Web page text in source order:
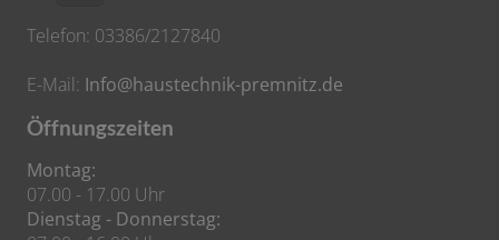
Telefon: 03386/2127840
E-Mail: Info@haustechnik-premnitz.de
Öffnungszeiten
Montag:
07.00 - 17.00 Uhr
Dienstag - Donnerstag: